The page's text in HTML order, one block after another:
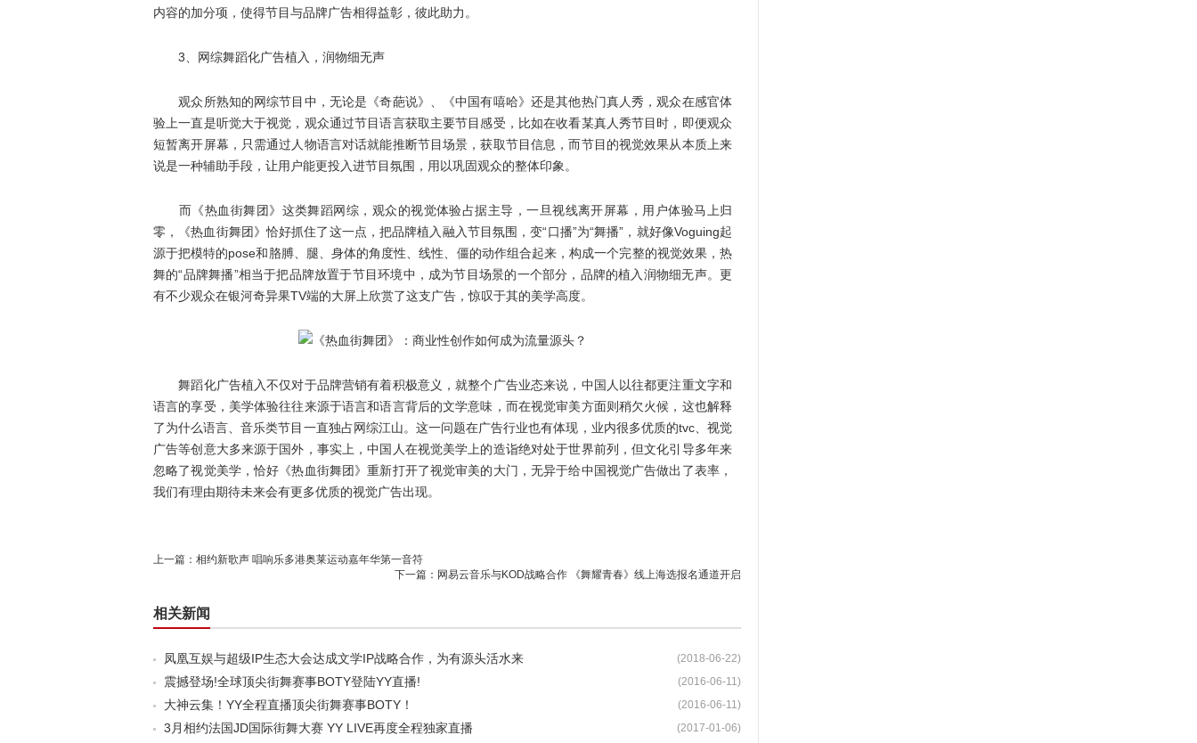
内容的加分项，使得节目与品牌广告相得益彰，彼此助力。
3、网综舞蹈化广告植入，润物细无声
观众所熟知的网综节目中，无论是《奇葩说》、《中国有嘻哈》还是其他热门真人秀，观众在感官体
验上一直是听觉大于视觉，观众通过节目语言获取主要节目感受，比如在收看某真人秀节目时，即便观众
短暂离开屏幕，只需通过人物语言对话就能推断节目场景，获取节目信息，而节目的视觉效果从本质上来
说是一种辅助手段，让用户能更投入进节目氛围，用以巩固观众的整体印象。
而《热血街舞团》这类舞蹈网综，观众的视觉体验占据主导，一旦视线离开屏幕，用户体验马上归
零，《热血街舞团》恰好抓住了这一点，把品牌植入融入节目氛围，变“口播”为“舞播”，就好像Voguing起
源于把模特的pose和胳膊、腿、身体的角度性、线性、僵的动作组合起来，构成一个完整的视觉效果，热
舞的“品牌舞播”相当于把品牌放置于节目环境中，成为节目场景的一个部分，品牌的植入润物细无声。更
有不少观众在银河奇异果TV端的大屏上欣赏了这支广告，惊叹于其的美学高度。
舞蹈化广告植入不仅对于品牌营销有着积极意义，就整个广告业态来说，中国人以往都更注重文字和
语言的享受，美学体验往往来源于语言和语言背后的文学意味，而在视觉审美方面则稍欠火候，这也解释
了为什么语言、音乐类节目一直独占网综江山。这一问题在广告行业也有体现，业内很多优质的tvc、视觉
广告等创意大多来源于国外，事实上，中国人在视觉美学上的造诣绝对处于世界前列，但文化引导多年来
忽略了视觉美学，恰好《热血街舞团》重新打开了视觉审美的大门，无异于给中国视觉广告做出了表率，
我们有理由期待未来会有更多优质的视觉广告出现。
上一篇： 相约新歌声 唱响乐多港奥莱运动嘉年华第一音符
下一篇： 网易云音乐与KOD战略合作 《舞耀青春》线上海选报名通道开启
相关新闻
(2018-06-22)
凤凰互娱与超级IP生态大会达成文学IP战略合作，为有源头活水来
(2016-06-11)
震撼登场!全球顶尖街舞赛事BOTY登陆YY直播!
(2016-06-11)
大神云集！YY全程直播顶尖街舞赛事BOTY！
(2017-01-06)
3月相约法国JD国际街舞大赛 YY LIVE再度全程独家直播